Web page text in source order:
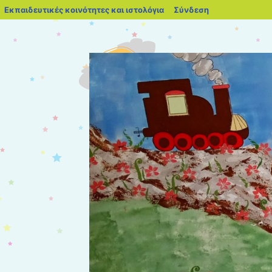
Εκπαιδευτικές κοινότητες και ιστολόγια blogs.sch.gr
Σύνδεση